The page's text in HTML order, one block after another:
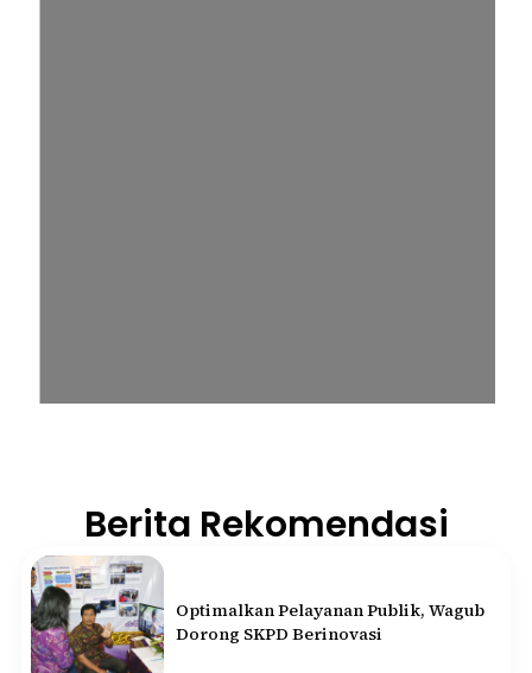
Berita Rekomendasi
Optimalkan Pelayanan Publik, Wagub
Dorong SKPD Berinovasi